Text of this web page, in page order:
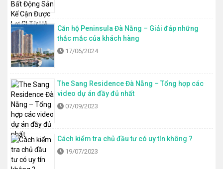
Căn hộ Peninsula Đà Nẵng – Giải đáp những
thắc mắc của khách hàng
17/06/2024
The Sang Residence Đà Nẵng – Tổng hợp các
video dự án đầy đủ nhất
07/09/2023
Cách kiểm tra chủ đầu tư có uy tín không ?
19/07/2023